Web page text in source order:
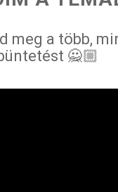
meg a több,
🙅🏼